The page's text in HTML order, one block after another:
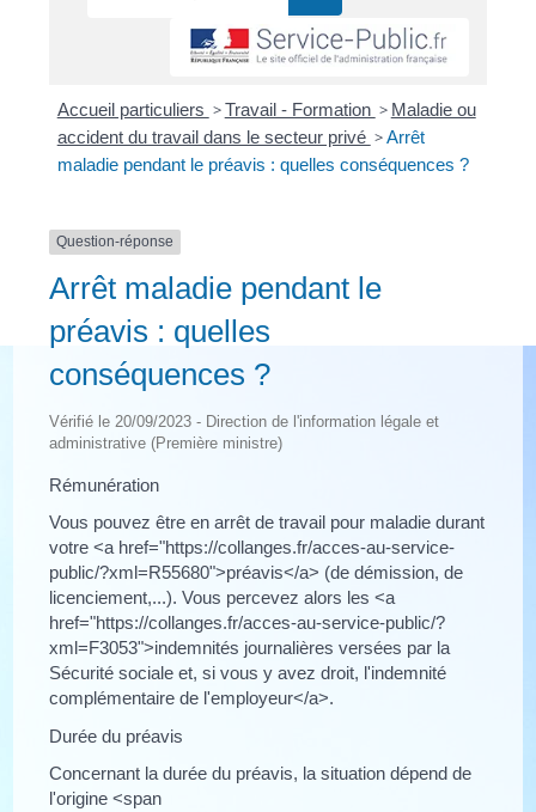
Accueil particuliers >Travail - Formation > Maladie ou
accident du travail dans le secteur privé >Arrêt
maladie pendant le préavis : quelles conséquences ?
Question-réponse
Arrêt maladie pendant le
préavis : quelles
conséquences ?
Vérifié le 20/09/2023 - Direction de l'information légale et
administrative (Première ministre)
Rémunération
Vous pouvez être en arrêt de travail pour maladie durant
votre <a href="https://collanges.fr/acces-au-service-
public/?xml=R55680">préavis</a> (de démission, de
licenciement,...). Vous percevez alors les <a
href="https://collanges.fr/acces-au-service-public/?
xml=F3053">indemnités journalières versées par la
Sécurité sociale et, si vous y avez droit, l'indemnité
complémentaire de l'employeur</a>.
Durée du préavis
Concernant la durée du préavis, la situation dépend de
l'origine <span